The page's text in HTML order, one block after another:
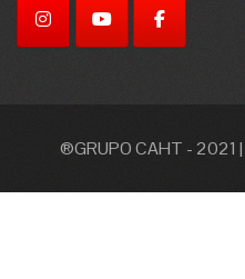
®GRUPO CAHT - 2021 |